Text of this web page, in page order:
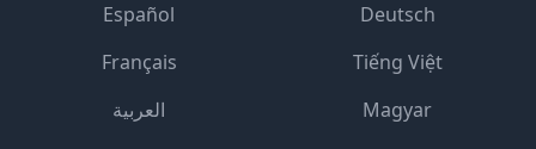
Español
Deutsch
Français
Tiếng Việt
العربية
Magyar